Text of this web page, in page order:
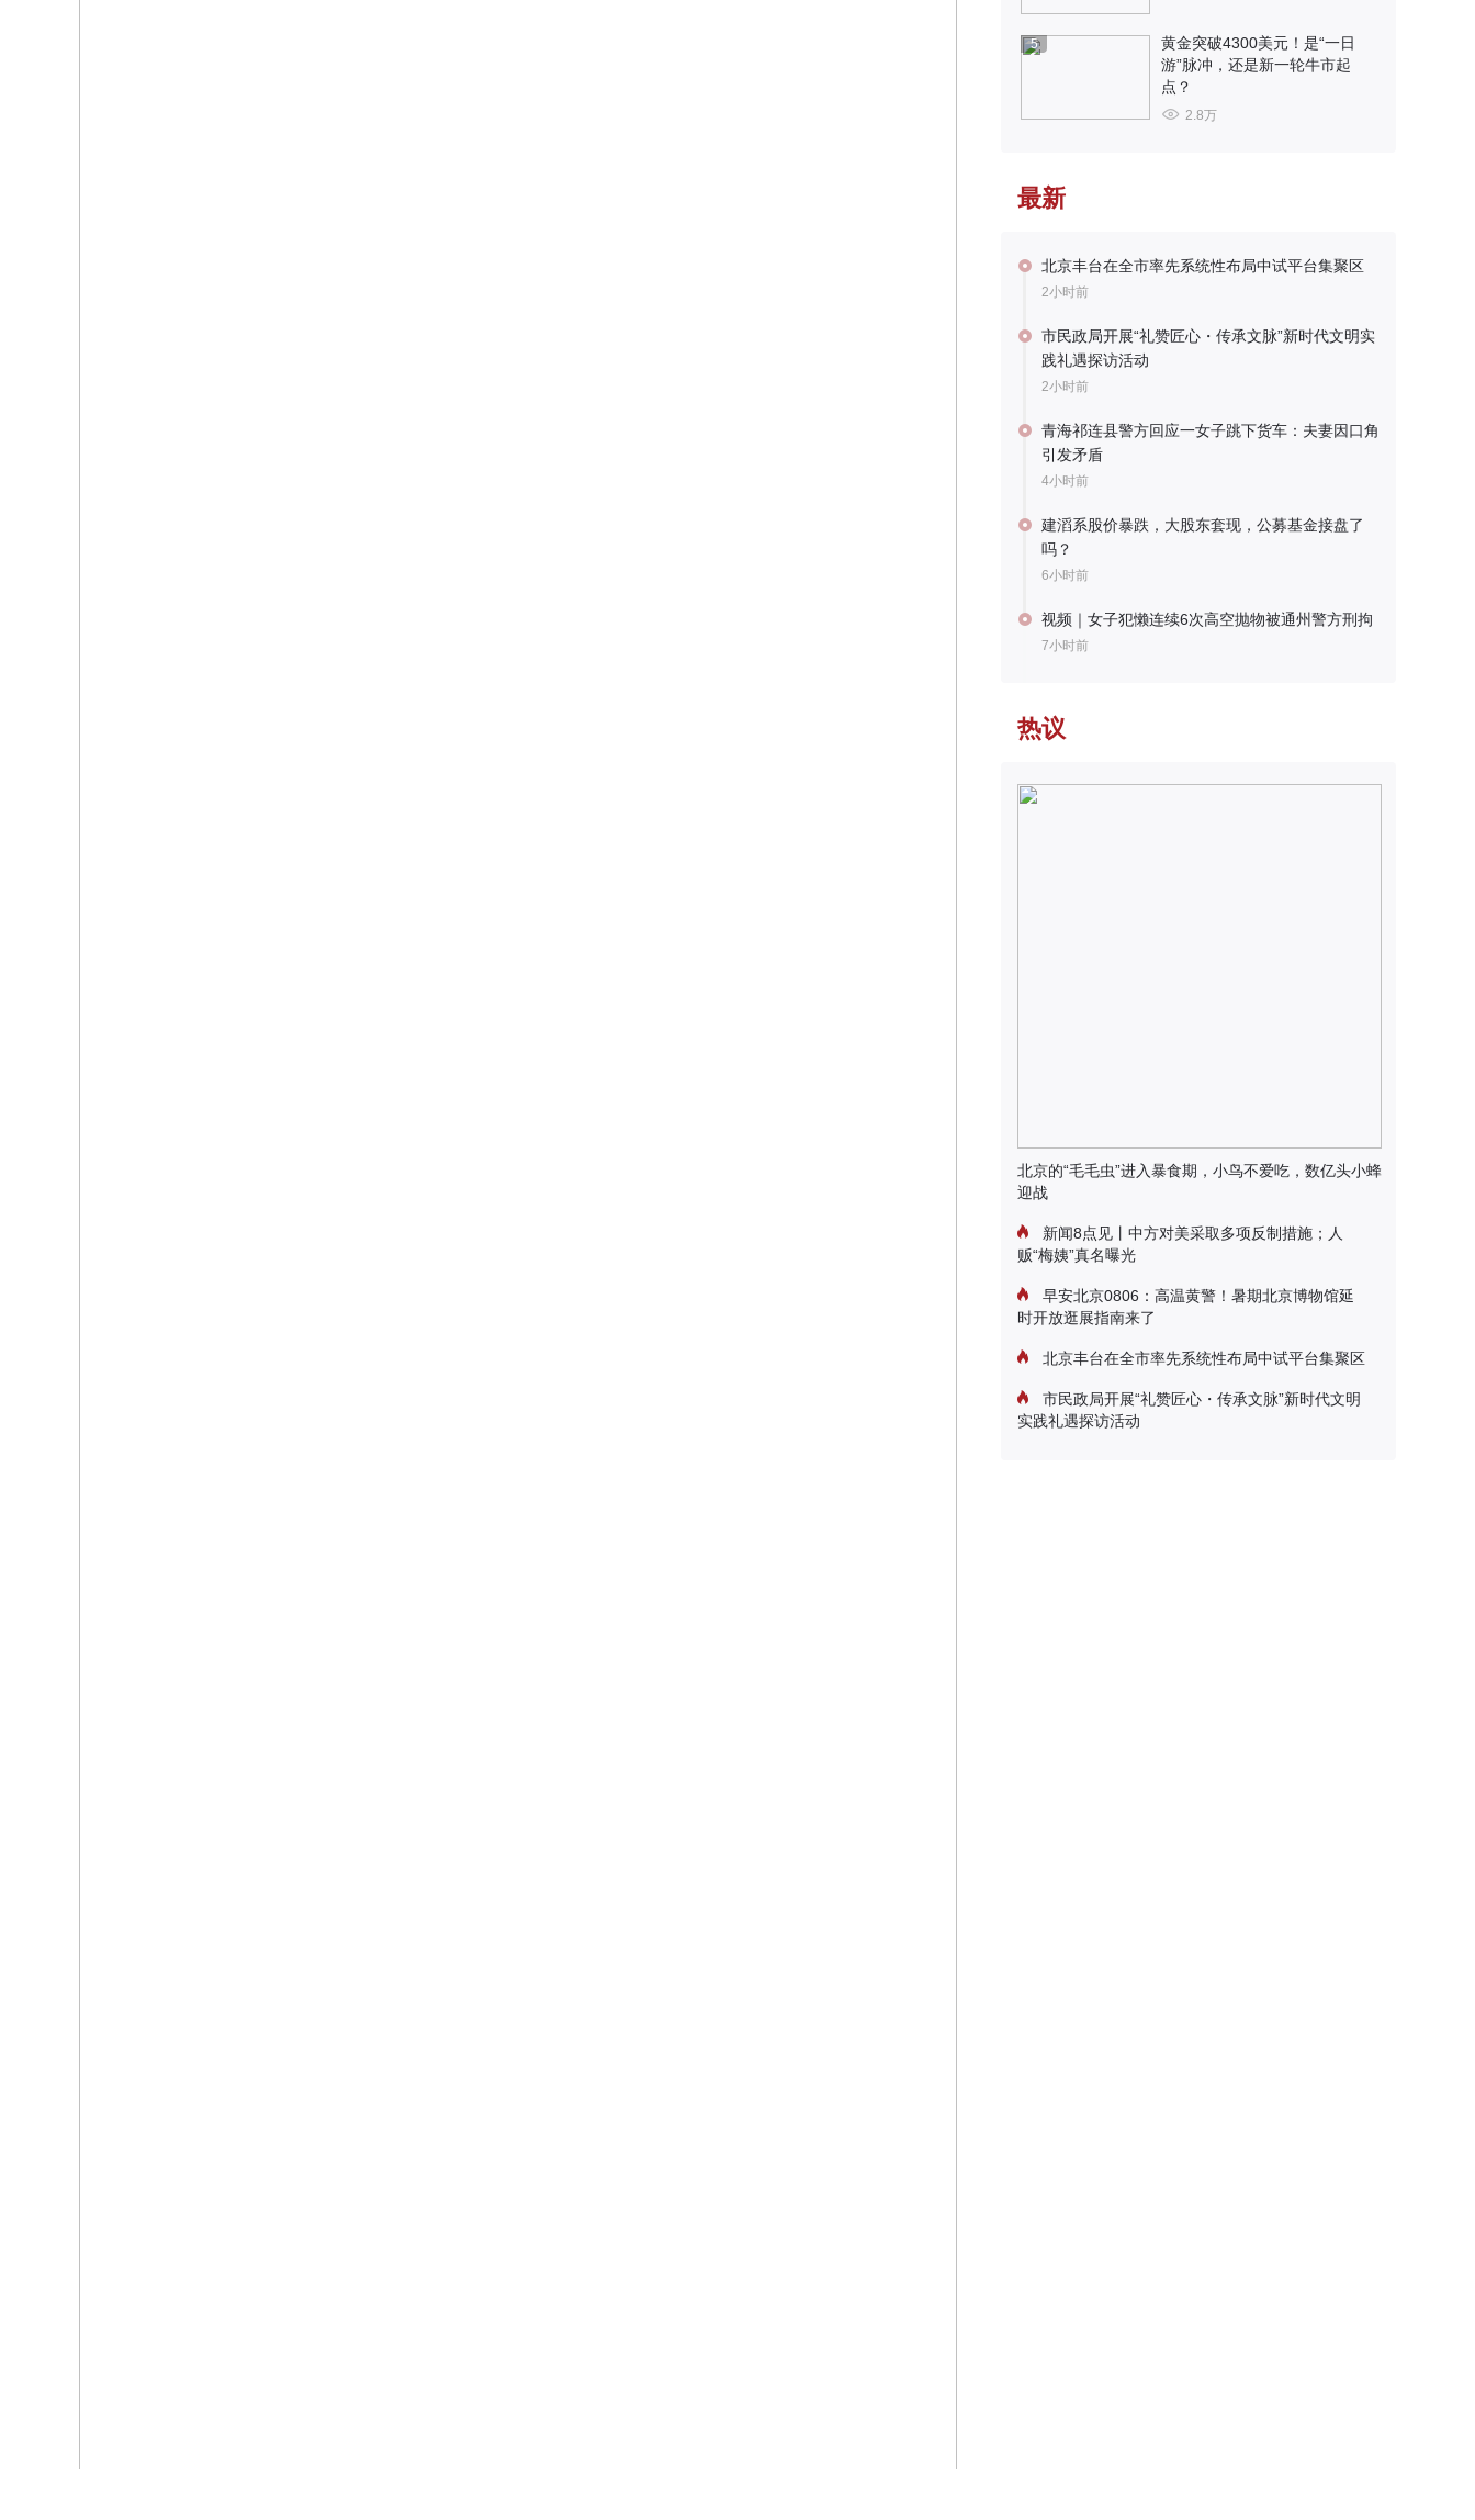
5
黄金突破4300美元！是“一日
游”脉冲，还是新一轮牛市起
点？
2.8万
最新
北京丰台在全市率先系统性布局中试平台集聚区
2小时前
市民政局开展“礼赞匠心・传承文脉”新时代文明实
践礼遇探访活动
2小时前
青海祁连县警方回应一女子跳下货车：夫妻因口角
引发矛盾
4小时前
建滔系股价暴跌，大股东套现，公募基金接盘了
吗？
6小时前
视频｜女子犯懒连续6次高空抛物被通州警方刑拘
7小时前
热议
北京的“毛毛虫”进入暴食期，小鸟不爱吃，数亿头小蜂
迎战
新闻8点见丨中方对美采取多项反制措施；人
贩“梅姨”真名曝光
早安北京0806：高温黄警！暑期北京博物馆延
时开放逛展指南来了
北京丰台在全市率先系统性布局中试平台集聚区
市民政局开展“礼赞匠心・传承文脉”新时代文明
实践礼遇探访活动